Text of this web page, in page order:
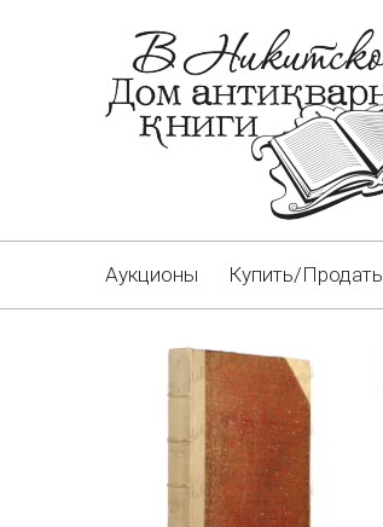
Аукционы Купить/Продать